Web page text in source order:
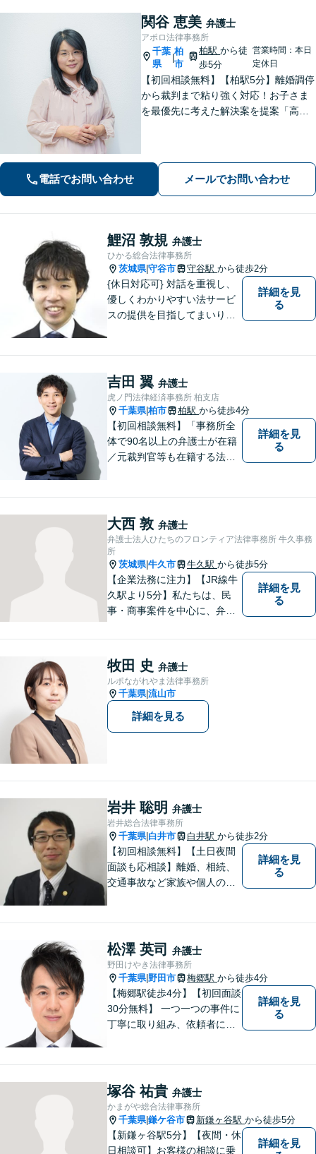
関谷 恵美 弁護士
アポロ法律事務所
千葉
県
|
柏
市
柏駅から徒
歩5分
営業時間：本日
定休日
【初回相談無料】【柏駅5分】離婚調停
から裁判まで粘り強く対応！お子さま
を最優先に考えた解決案を提案「高齢
日・夜間面談可】【分割・後払い対
応】
電話でお問い合わせ メールでお問い合わせ
鯉沼 敦規 弁護士
ひかる総合法律事務所
茨城県|守谷市 守谷駅 から徒歩2分
{休日対応可} 対話を重視し、
優しくわかりやすい法サービ
スの提供を目指してまいりま
詳細を見
る
吉田 翼 弁護士
虎ノ門法律経済事務所 柏支店
千葉県|柏市 柏駅 から徒歩4分
【初回相談無料】「事務所全
体で90名以上の弁護士が在籍
／元裁判官等も在籍する法律
と連携し、税務・登記もワン
ストップで対応可」【休日・
夜間相談可】
詳細を見
る
大西 敦 弁護士
弁護士法人ひたちのフロンティア法律事務所 牛久事務
所
茨城県|牛久市 牛久駅 から徒歩5分
【企業法務に注力】【JR線牛
久駅より5分】私たちは、民
事・商事案件を中心に、弁護
す。特に、企業法務について
は法律資料を迅速に用いた、
的確なアプローチで活動に取
り組んでおります。是非、お
気軽にご相談ください。
詳細を見
る
牧田 史 弁護士
ルポながれやま法律事務所
千葉県|流山市
詳細を見る
岩井 聡明 弁護士
岩井総合法律事務所
千葉県| 白井市 白井駅 から徒歩2分
【初回相談無料】【土日夜間
面談も応相談】離婚、相続、
交通事故など家族や個人のト
を聞き、具体的な解決案をご
提案させていただきます。
詳細を見
る
松澤 英司 弁護士
野田けやき法律事務所
千葉県| 野田市 梅郷駅 から徒歩4分
【梅郷駅徒歩4分】【初回面談
30分無料】 一つ一つの事件に
丁寧に取り組み、依頼者にと
す。
詳細を見
る
塚谷 祐貴 弁護士
かまがや総合法律事務所
千葉県|鎌ケ谷市 新鎌ヶ谷駅 から徒歩5分
【新鎌ヶ谷駅5分】【夜間・休
日相談可】お客様の相談に乗
詳細を見